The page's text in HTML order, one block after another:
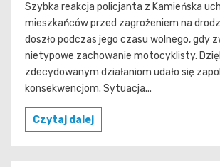
Szybka reakcja policjanta z Kamieńska
mieszkańców przed zagrożeniem na
doszło podczas jego czasu wolnego, gdy
nietypowe zachowanie motocyklisty.
zdecydowanym działaniom udało się
konsekwencjom. Sytuacja...
Czytaj dalej